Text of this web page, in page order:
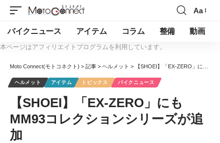
Aa
バイクニュース アイテム コラム 整備 動画
本ページはアフィリエイトプログラムを利用しています。
Moto Connect(モトコネクト) > 記事 > ヘルメット > 【SHOEI】「EX-ZERO」にもMM93コレクションシリーズが追加
ヘルメット アイテム トピックス バイクニュース
【SHOEI】「EX-ZERO」にも
MM93コレクションシリーズが追
加